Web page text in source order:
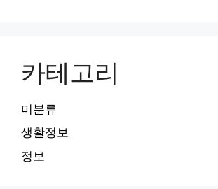
카테고리
미분류
생활정보
정보